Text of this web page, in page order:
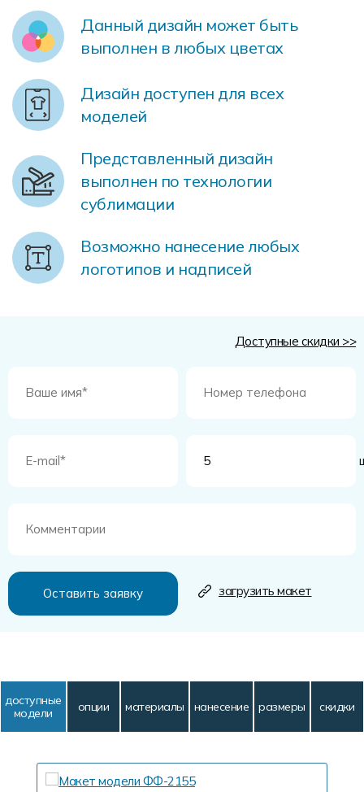
Данный дизайн может быть
выполнен в любых цветах
Дизайн доступен для всех
моделей
Представленный дизайн
выполнен по технологии
сублимации
Возможно нанесение любых
логотипов и надписей
Доступные скидки >>
загрузить макет
доступные
модели
опции материалы нанесение размеры скидки
Форма в наличии
Распродажа
Статьи
Реквизиты
Система скидок и наценок
Пользовательское соглашение
Доставка